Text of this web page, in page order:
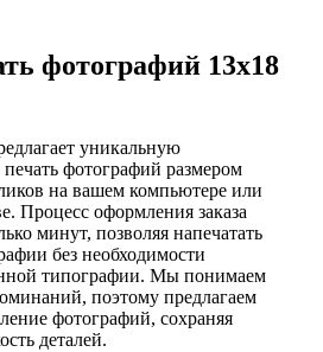
фотографий 13х18
уникальную
печать фотографий размером
на вашем компьютере или
Процесс оформления заказа
минут, позволяя напечатать
без необходимости
типографии. Мы понимаем
поэтому предлагаем
фотографий, сохраняя
деталей.